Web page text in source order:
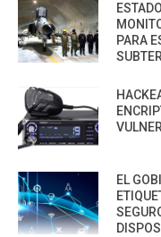
PARA
EL